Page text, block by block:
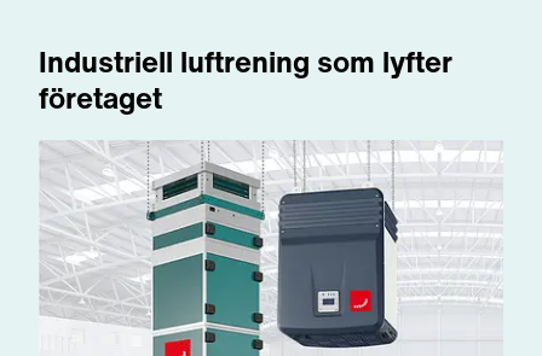
Industriell luftrening som lyfter
företaget